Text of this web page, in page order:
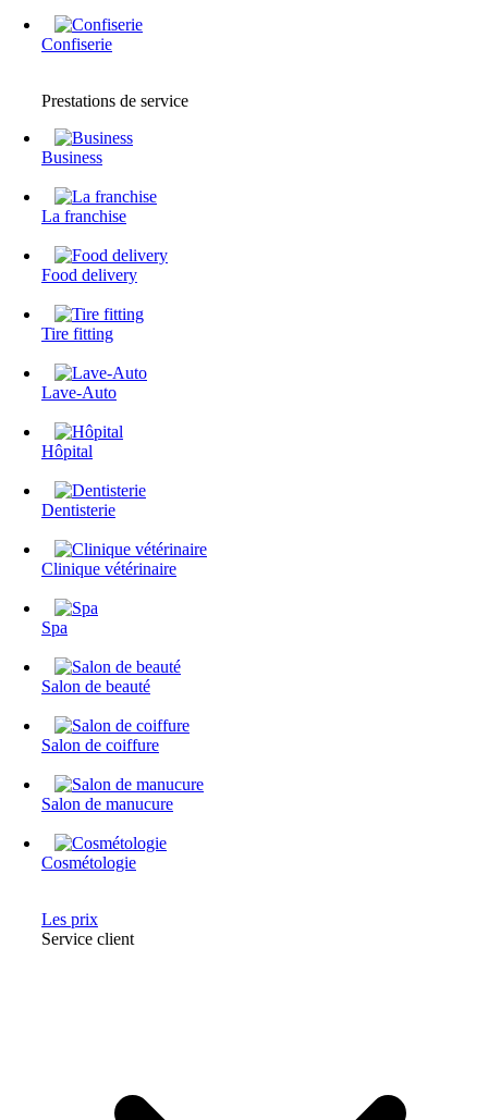
Confiserie
Prestations de service
Business
La franchise
Food delivery
Tire fitting
Lave-Auto
Hôpital
Dentisterie
Clinique vétérinaire
Spa
Salon de beauté
Salon de coiffure
Salon de manucure
Cosmétologie
Les prix
Service client